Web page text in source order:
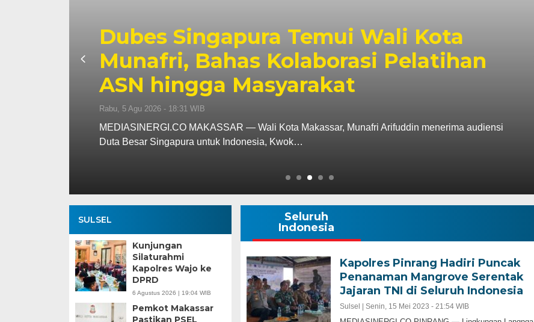
Dubes Singapura Temui Wali Kota
Munafri, Bahas Kolaborasi Pelatihan
ASN hingga Masyarakat
Rabu, 5 Agu 2026 - 18:31 WIB
MEDIASINERGI.CO MAKASSAR — Wali Kota Makassar, Munafri Arifuddin menerima audiensi
Duta Besar Singapura untuk Indonesia, Kwok…
SULSEL
Kunjungan
Silaturahmi
Kapolres Wajo ke
DPRD
6 Agustus 2026 | 19:04 WIB
Pemkot Makassar
Pastikan PSEL
Seluruh
Indonesia
Kapolres Pinrang Hadiri Puncak
Penanaman Mangrove Serentak
Jajaran TNI di Seluruh Indonesia
Sulsel | Senin, 15 Mei 2023 - 21:54 WIB